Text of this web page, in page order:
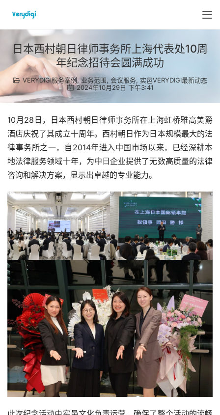
日本西村朝日律师事务所上海代表处10周
年纪念招待会圆满成功
VERYDIGI服务案例,业务范围, 会议服务, 实邑VERYDIGI最新动态
2024年10月29日 下午3:41
10月28日，日本西村朝日律师事务所在上海虹桥雅高美爵
酒店庆祝了其成立十周年。西村朝日作为日本规模最大的法
律事务所之一，自2014年进入中国市场以来，已经深耕本
地法律服务领域十年，为中日企业提供了无数高质量的法律
咨询和解决方案，显示出卓越的专业能力。